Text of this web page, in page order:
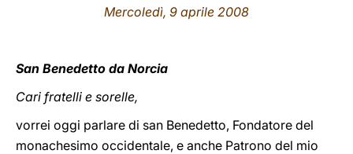
Mercoledì, 9 aprile 2008
San Benedetto da Norcia
Cari fratelli e sorelle,
vorrei oggi parlare di san Benedetto, Fondatore del
monachesimo occidentale, e anche Patrono del mio